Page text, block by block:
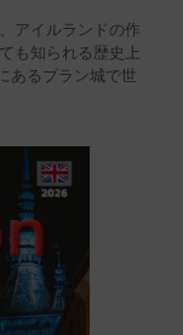
アイルランドの作
も知られる歴史上
あるブラン城で世